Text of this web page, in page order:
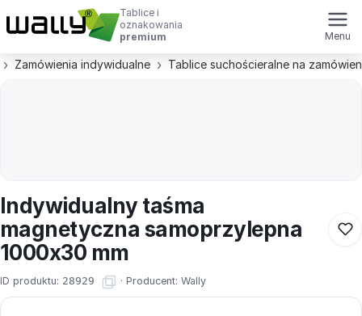
Tablice i
oznakowania
premium
Menu
Zamówienia indywidualne Tablice suchościeralne na
Indywidualny taśma
magnetyczna samoprzylepna
1000x30 mm
ID produktu: 28929 · Producent: Wally